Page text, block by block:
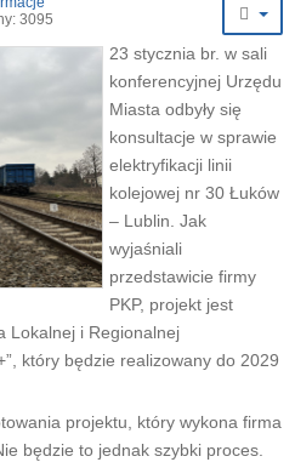
3095
23 stycznia br. w sali
konferencyjnej Urzędu
Miasta odbyły się
konsultacje w sprawie
elektryfikacji linii
kolejowej nr 30 Łuków
– Lublin. Jak
wyjaśniali
przedstawicie firmy
PKP, projekt jest
Lokalnej i Regionalnej
który będzie realizowany do 2029
projektu, który wykona firma
będzie to jednak szybki proces.